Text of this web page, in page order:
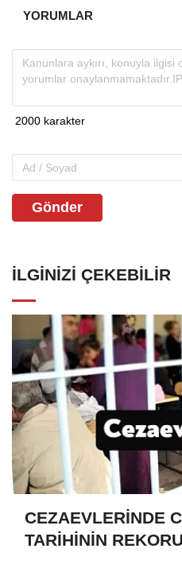
YORUMLAR
Gönder
İLGINIZI ÇEKEBILIR
CEZAEVLERİNDE
TARİHİNİN